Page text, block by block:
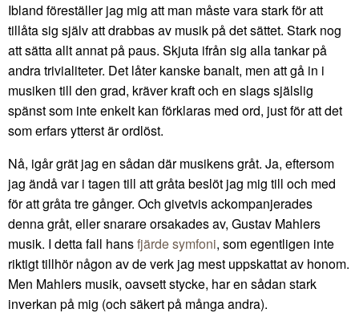
Ibland föreställer jag mig att man måste vara stark för att
tillåta sig själv att drabbas av musik på det sättet. Stark nog
att sätta allt annat på paus. Skjuta ifrån sig alla tankar på
andra trivialiteter. Det låter kanske banalt, men att gå in i
musiken till den grad, kräver kraft och en slags själslig
spänst som inte enkelt kan förklaras med ord, just för att det
som erfars ytterst är ordlöst.
Nå, igår grät jag en sådan där musikens gråt. Ja, eftersom
jag ändå var i tagen till att gråta beslöt jag mig till och med
för att gråta tre gånger. Och givetvis ackompanjerades
denna gråt, eller snarare orsakades av, Gustav Mahlers
musik. I detta fall hansfjärde symfoni, som egentligen inte
riktigt tillhör någon av de verk jag mest uppskattat av honom.
Men Mahlers musik, oavsett stycke, har en sådan stark
inverkan på mig (och säkert på många andra).